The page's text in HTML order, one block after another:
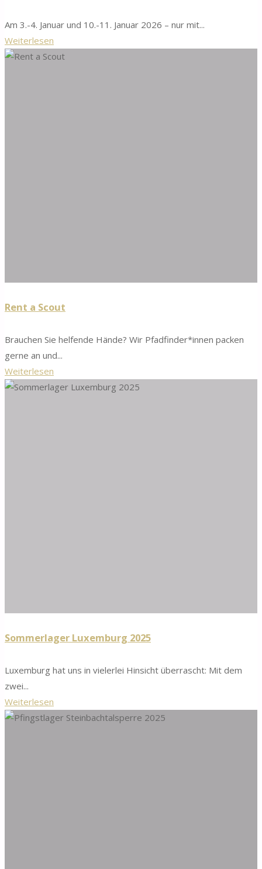
Am 3.-4. Januar und 10.-11. Januar 2026 – nur mit...
Weiterlesen
Sammlung"
Rent a Scout
Brauchen Sie helfende Hände? Wir Pfadfinder*innen packen
gerne an und...
Weiterlesen
a
Sommerlager Luxemburg 2025
Luxemburg hat uns in vielerlei Hinsicht überrascht: Mit dem
zwei...
Weiterlesen
Luxemburg